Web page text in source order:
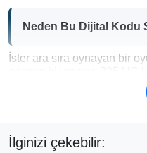
Neden Bu Dijital Kodu
İster ara sıra oynayan bir
alımlar yapmak için
eşyaları satın almak
yükseltmeler, ister
İlginizi çekebilir: